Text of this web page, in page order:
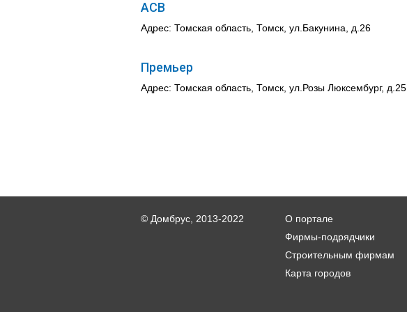
АСВ
Адрес: Томская область, Томск, ул.Бакунина, д.26
Премьер
Адрес: Томская область, Томск, ул.Розы Люксембург, д.25
© Домбрус, 2013-2022 О портале
Фирмы-подрядчики
Строительным фирмам
Карта городов